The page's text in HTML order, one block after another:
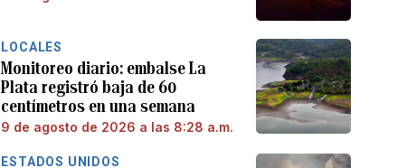
LOCALES
Monitoreo diario: embalse La
Plata registró baja de 60
centímetros en una semana
9 de agosto de 2026 a las 8:28 a.m.
ESTADOS UNIDOS